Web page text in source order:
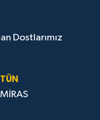
Dostlarımız